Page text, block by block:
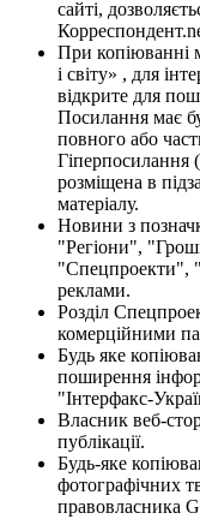
сайті,
При копіюванні
і світу» , для
відкрите для
Посилання має
повного або
Гіперпосилання
розміщена в
матеріалу.
Новини з
"Регіони",
"Спецпроекти",
реклами.
Розділ
комерційними
Будь яке
поширення
"Інтерфакс-
Власник веб-
публікації.
Будь-яке
фотографічних
правовласника